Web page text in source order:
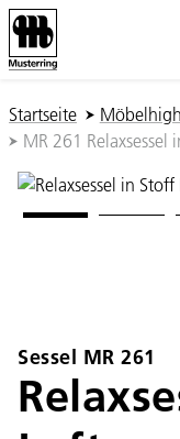
Sie sind hier:
Startseite
MR 261 Relaxsessel
Sessel MR 261